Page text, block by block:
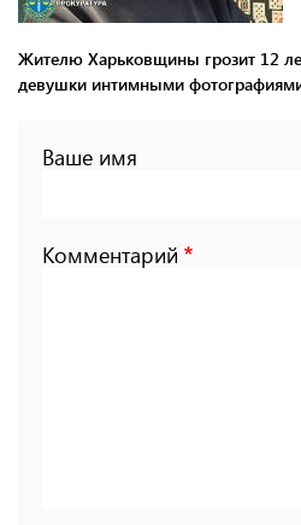
Жителю Харьковщины грозит 12
девушки интимными
Ваше имя
Комментарий